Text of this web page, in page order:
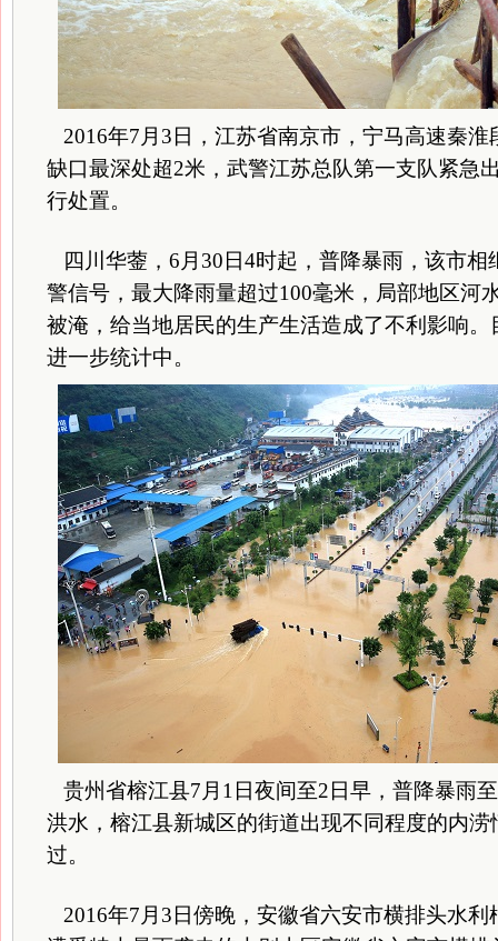
2016年7月3日，江苏省南京市，宁马高速秦
缺口最深处超2米，武警江苏总队第一支队紧急
行处置。
四川华蓥，6月30日4时起，普降暴雨，该市相
警信号，最大降雨量超过100毫米，局部地区河
被淹，给当地居民的生产生活造成了不利影响
进一步统计中。
贵州省榕江县7月1日夜间至2日早，普降暴雨
洪水，榕江县新城区的街道出现不同程度的内
过。
2016年7月3日傍晚，安徽省六安市横排头水利